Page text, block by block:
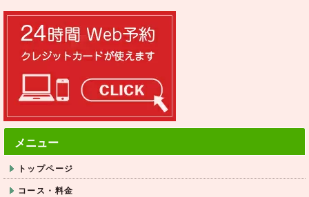
メニュー
トップページ
コース・料金